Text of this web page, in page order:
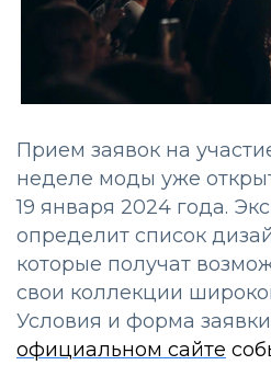
Прием заявок на
неделе моды уже
19 января 2024 года.
определит список
которые получат
свои коллекции
Условия и форма
официальном сайте